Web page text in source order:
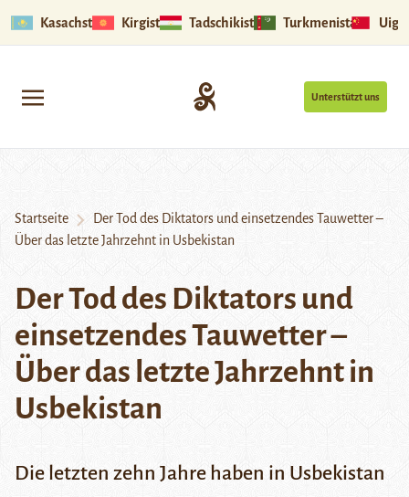
Kasachstan Kirgistan Tadschikistan Turkmenistan
Unterstützt uns
Startseite
Der Tod des Diktators und einsetzendes Tauwetter –
Über das letzte Jahrzehnt in Usbekistan
Der Tod des Diktators und
einsetzendes Tauwetter –
Über das letzte Jahrzehnt in
Usbekistan
Die letzten zehn Jahre haben in Usbekistan